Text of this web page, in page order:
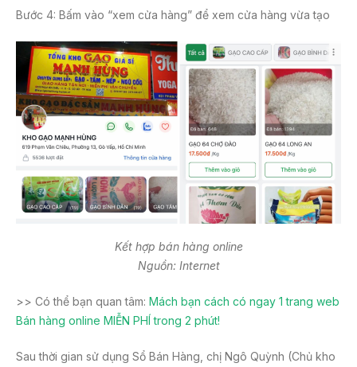
Bước 4: Bấm vào “xem cửa hàng” để xem cửa hàng vừa tạo
Kết hợp bán hàng online
Nguồn: Internet
>> Có thể bạn quan tâm: Mách bạn cách có ngay 1 trang web
Bán hàng online MIỄN PHÍ trong 2 phút!
Sau thời gian sử dụng Sổ Bán Hàng, chị Ngô Quỳnh (Chủ kho